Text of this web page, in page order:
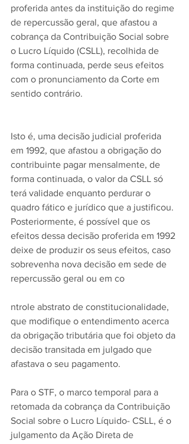
proferida antes da instituição do regime
de repercussão geral, que afastou a
cobrança da Contribuição Social sobre
o Lucro Líquido (CSLL), recolhida de
forma continuada, perde seus efeitos
com o pronunciamento da Corte em
sentido contrário.
Isto é, uma decisão judicial proferida
em 1992, que afastou a obrigação do
contribuinte pagar mensalmente, de
forma continuada, o valor da CSLL só
terá validade enquanto perdurar o
quadro fático e jurídico que a justificou.
Posteriormente, é possível que os
efeitos dessa decisão proferida em 1992
deixe de produzir os seus efeitos, caso
sobrevenha nova decisão em sede de
repercussão geral ou em co
ntrole abstrato de constitucionalidade,
que modifique o entendimento acerca
da obrigação tributária que foi objeto da
decisão transitada em julgado que
afastava o seu pagamento.
Para o STF, o marco temporal para a
retomada da cobrança da Contribuição
Social sobre o Lucro Líquido- CSLL, é o
julgamento da Ação Direta de